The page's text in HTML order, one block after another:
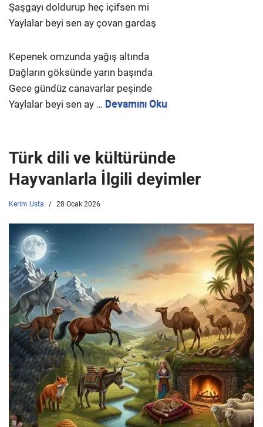
Şaşgayı doldurup heç içifsen mi
Yaylalar beyi sen ay çovan gardaş
Kepenek omzunda yağış altında
Dağların göksünde yarın başında
Gece gündüz canavarlar peşinde
Yaylalar beyi sen ay … Devamını Oku
Türk dili ve kültüründe
Hayvanlarla İlgili deyimler
Kerim Usta 28 Ocak 2026